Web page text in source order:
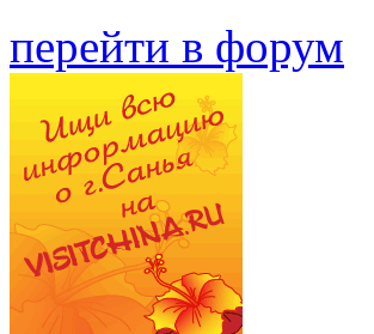
перейти в форум